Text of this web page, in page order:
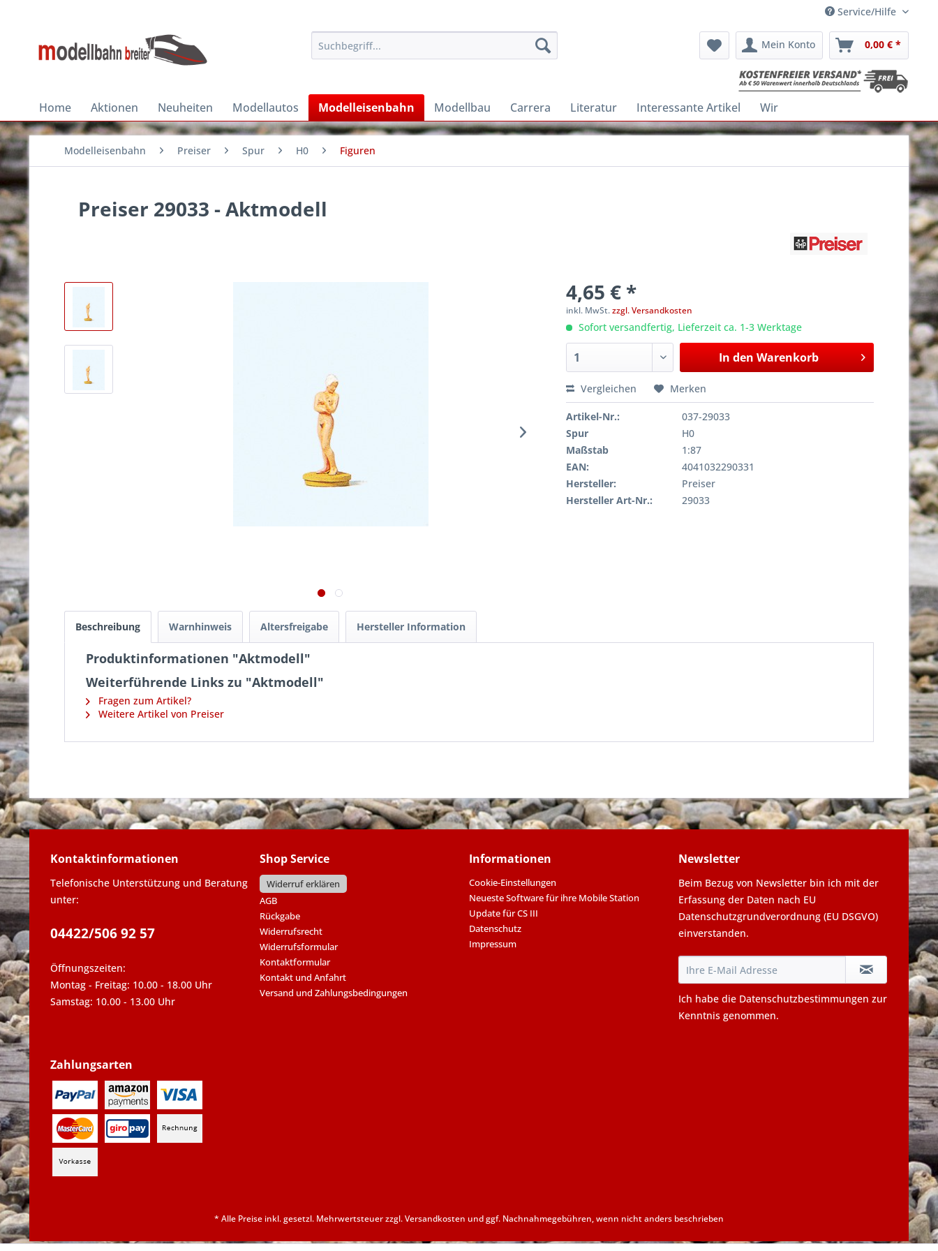
Service/Hilfe
Mein Konto 0,00 € *
Home Aktionen Neuheiten Modellautos Modelleisenbahn Modellbau Carrera Literatur Interessante Artikel Wir
Modelleisenbahn Preiser Spur H0 Figuren
Preiser 29033 - Aktmodell
4,65 € *
inkl. MwSt.zzgl. Versandkosten
Sofort versandfertig, Lieferzeit ca. 1-3 Werktage
In den Warenkorb
Vergleichen Merken
Artikel-Nr.:
037-29033
Spur
H0
Maßstab
1:87
EAN:
4041032290331
Hersteller:
Preiser
Hersteller Art-Nr.:
29033
Beschreibung Warnhinweis Altersfreigabe Hersteller Information
Produktinformationen "Aktmodell"
Weiterführende Links zu "Aktmodell"
Fragen zum Artikel?
Weitere Artikel von Preiser
Kontaktinformationen
Telefonische Unterstützung und Beratung
unter:
04422/506 92 57
Öffnungszeiten:
Montag - Freitag: 10.00 - 18.00 Uhr
Samstag: 10.00 - 13.00 Uhr
Shop Service
Widerruf erklären
AGB
Rückgabe
Widerrufsrecht
Widerrufsformular
Kontaktformular
Kontakt und Anfahrt
Versand und Zahlungsbedingungen
Informationen
Cookie-Einstellungen
Neueste Software für ihre Mobile Station
Update für CS III
Datenschutz
Impressum
Newsletter
Beim Bezug von Newsletter bin ich mit der
Erfassung der Daten nach EU
Datenschutzgrundverordnung (EU DSGVO)
einverstanden.
Ich habe die Datenschutzbestimmungen zur
Kenntnis genommen.
Zahlungsarten
* Alle Preise inkl. gesetzl. Mehrwertsteuer zzgl.Versandkosten und ggf. Nachnahmegebühren, wenn nicht anders beschrieben